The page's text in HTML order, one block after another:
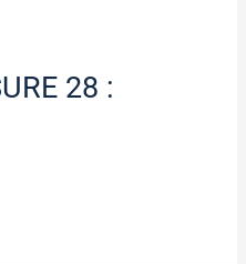
28 :